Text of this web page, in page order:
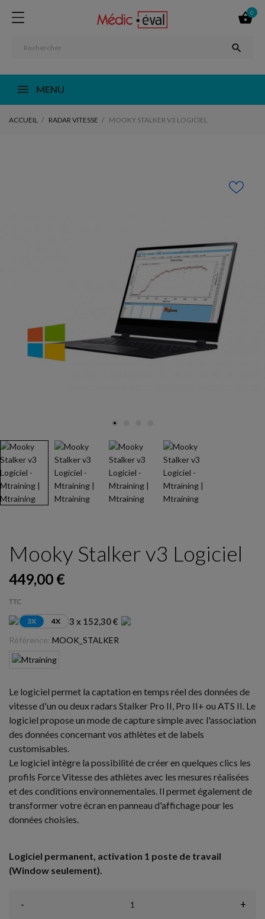

0

MENU
ACCUEIL RADAR VITESSE MOOKY STALKER V3 LOGICIEL
Mooky Stalker v3 Logiciel
449,00 €
TTC
3X 4X 3 x 152,30 €
Référence: MOOK_STALKER
Le logiciel permet la captation en temps réel des données de
vitesse d'un ou deux radars Stalker Pro II, Pro II+ ou ATS II. Le
logiciel propose un mode de capture simple avec l'association
des données concernant vos athlètes et de labels
customisables.
Le logiciel intègre la possibilité de créer en quelques clics les
profils Force Vitesse des athlètes avec les mesures réalisées
et des conditions environnementales. Il permet également de
transformer votre écran en panneau d'affichage pour les
données choisies.
Logiciel permanent, activation 1 poste de travail
(Window seulement).
- +